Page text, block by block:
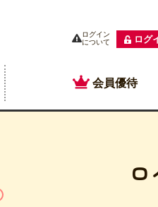
ログイン
について
ログ
会員優待